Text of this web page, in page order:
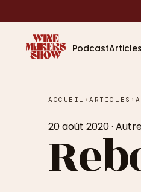
PodcastArticles
ACCUEIL ›ARTICLES ›
20 août 2020·